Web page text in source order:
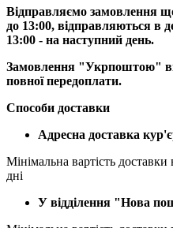
Відправляємо замовлення
до 13:00, відправляються в
13:00 - на наступний день.
Замовлення "Укрпоштою"
повної передоплати.
Способи доставки
Адресна доставка
Мінімальна вартість
дні
У відділення "Нова